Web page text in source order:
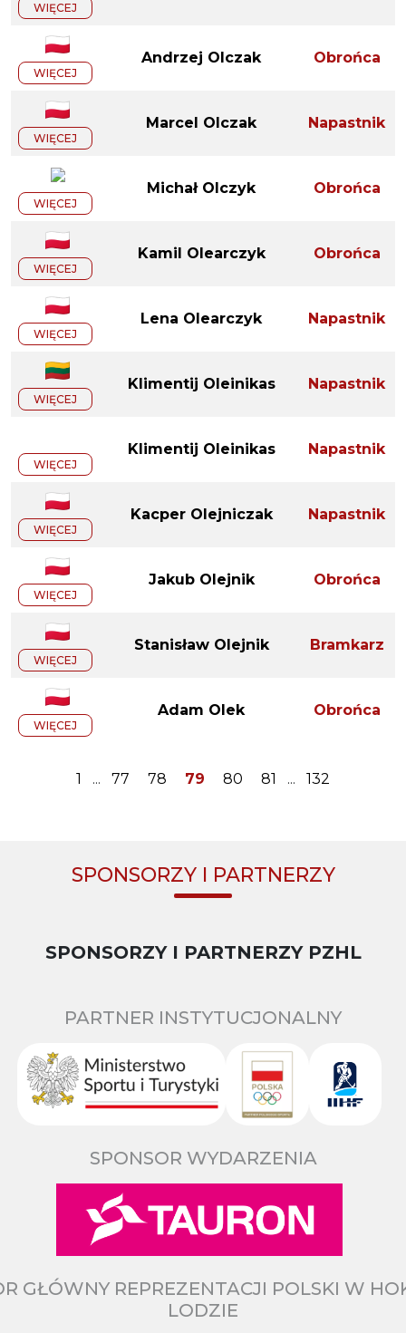
WIĘCEJ
WIĘCEJ
Andrzej Olczak Obrońca
WIĘCEJ
Marcel Olczak Napastnik
WIĘCEJ
Michał Olczyk Obrońca
WIĘCEJ
Kamil Olearczyk Obrońca
WIĘCEJ
Lena Olearczyk Napastnik
WIĘCEJ
Klimentij Oleinikas Napastnik
WIĘCEJ
Klimentij Oleinikas Napastnik
WIĘCEJ
Kacper Olejniczak Napastnik
WIĘCEJ
Jakub Olejnik Obrońca
WIĘCEJ
Stanisław Olejnik Bramkarz
WIĘCEJ
Adam Olek Obrońca
1 ... 77 78 79 80 81 ... 132
SPONSORZY I PARTNERZY
SPONSORZY I PARTNERZY PZHL
PARTNER INSTYTUCJONALNY
SPONSOR WYDARZENIA
GŁÓWNY REPREZENTACJI POLSKI W
LODZIE